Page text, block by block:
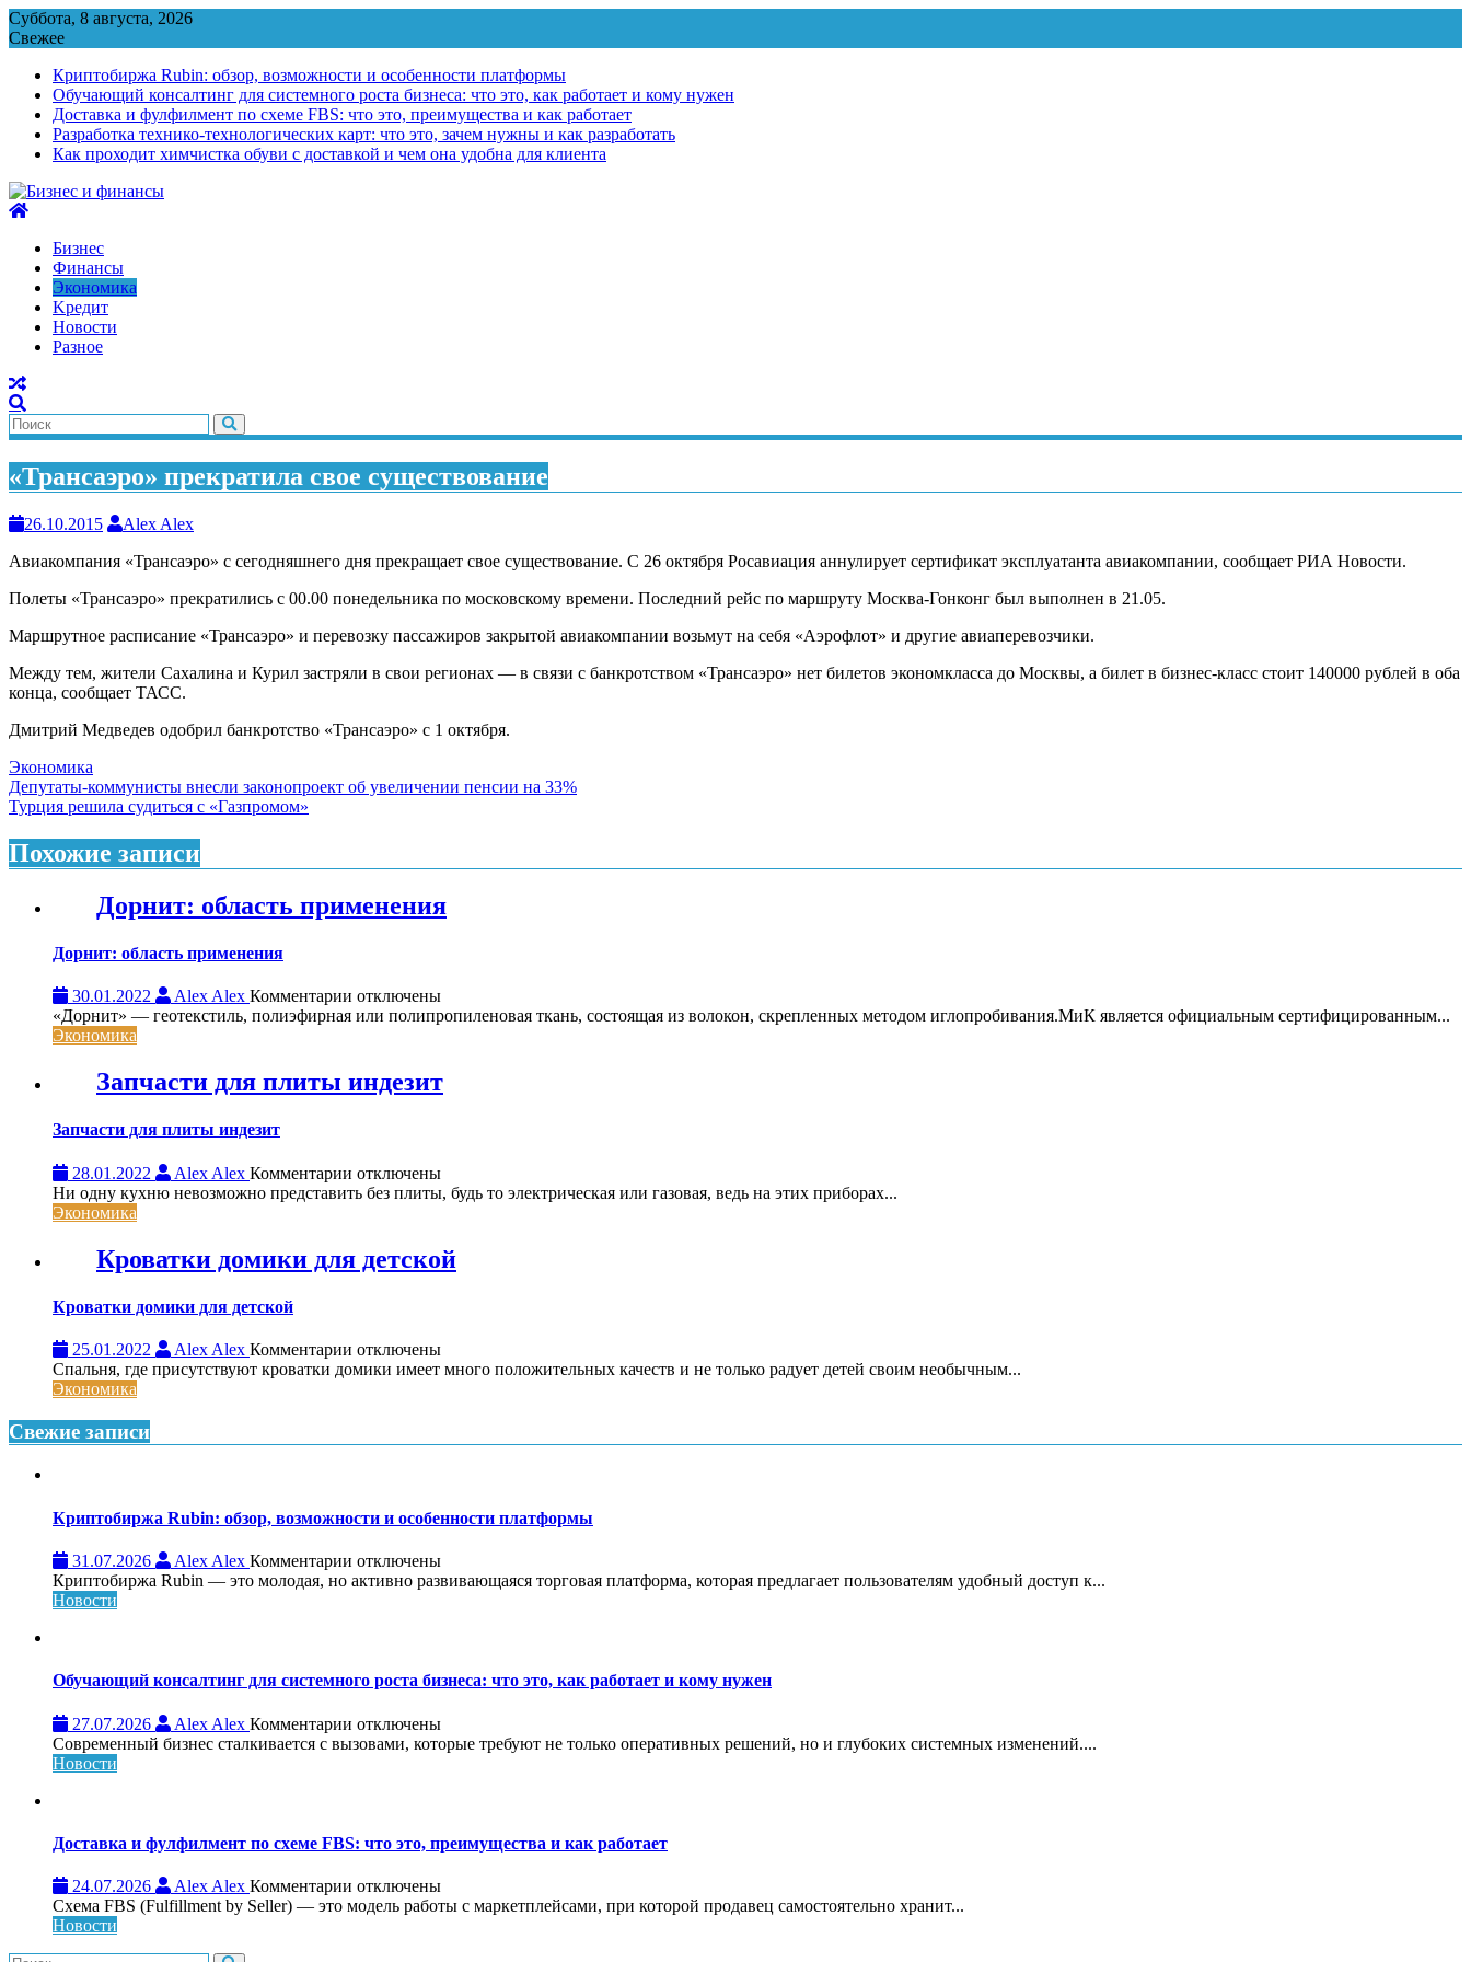
Перейти
к
Суббота, 8 августа, 2026
Свежее
Криптобиржа Rubin: обзор, возможности и особенности платформы
Обучающий консалтинг для системного роста бизнеса: что это, как работает и кому нужен
Доставка и фулфилмент по схеме FBS: что это, преимущества и как работает
Разработка технико-технологических карт: что это, зачем нужны и как разработать
Как проходит химчистка обуви с доставкой и чем она удобна для клиента
Бизнес
Финансы
Экономика
Kредит
Новости
Разное
«Трансаэро» прекратила свое существование
26.10.2015
Alex Alex
Авиакомпания «Трансаэро» с сегодняшнего дня прекращает свое существование. С 26 октября Росавиация аннулирует сертификат эксплуатанта авиакомпании, сообщает РИА Новости.
Полеты «Трансаэро» прекратились с 00.00 понедельника по московскому времени. Последний рейс по маршруту Москва-Гонконг был выполнен в 21.05.
Маршрутное расписание «Трансаэро» и перевозку пассажиров закрытой авиакомпании возьмут на себя «Аэрофлот» и другие авиаперевозчики.
Между тем, жители Сахалина и Курил застряли в свои регионах — в связи с банкротством «Трансаэро» нет билетов экономкласса до Москвы, а билет в бизнес-класс стоит 140000 рублей в оба
конца, сообщает ТАСС.
Дмитрий Медведев одобрил банкротство «Трансаэро» с 1 октября.
Экономика
Навигация
по
записям
Депутаты-коммунисты внесли законопроект об увеличении пенсии на 33%
Турция решила судиться с «Газпромом»
Похожие записи
Дорнит: область применения
Дорнит: область применения
30.01.2022 Alex Alex Комментарии к
записи
отключены
«Дорнит» — геотекстиль, полиэфирная или полипропиленовая ткань, состоящая из волокон, скрепленных методом иглопробивания.МиК является официальным сертифицированным...
Экономика
Запчасти для плиты индезит
Запчасти для плиты индезит
28.01.2022 Alex Alex Комментарии к
записи
индезит
отключены
Ни одну кухню невозможно представить без плиты, будь то электрическая или газовая, ведь на этих приборах...
Экономика
Кроватки домики для детской
Кроватки домики для детской
25.01.2022 Alex Alex Комментарии к
записи
детской
отключены
Спальня, где присутствуют кроватки домики имеет много положительных качеств и не только радует детей своим необычным...
Экономика
Свежие записи
Криптобиржа Rubin: обзор, возможности и особенности платформы
31.07.2026 Alex Alex Комментарии к
записи
и
платформы
отключены
Криптобиржа Rubin — это молодая, но активно развивающаяся торговая платформа, которая предлагает пользователям удобный доступ к...
Новости
Обучающий консалтинг для системного роста бизнеса: что это, как работает и кому нужен
27.07.2026 Alex Alex Комментарии к
записи
роста
что
это,
как
отключены
Современный бизнес сталкивается с вызовами, которые требуют не только оперативных решений, но и глубоких системных изменений....
Новости
Доставка и фулфилмент по схеме FBS: что это, преимущества и как работает
24.07.2026 Alex Alex Комментарии к
записи
отключены
Схема FBS (Fulfillment by Seller) — это модель работы с маркетплейсами, при которой продавец самостоятельно хранит...
Новости